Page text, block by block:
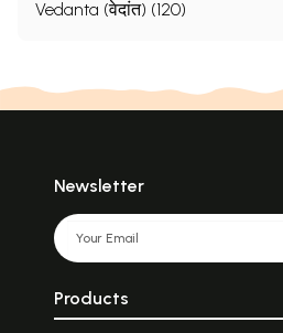
Vedanta (वेदांत) (120)
Newsletter
Products